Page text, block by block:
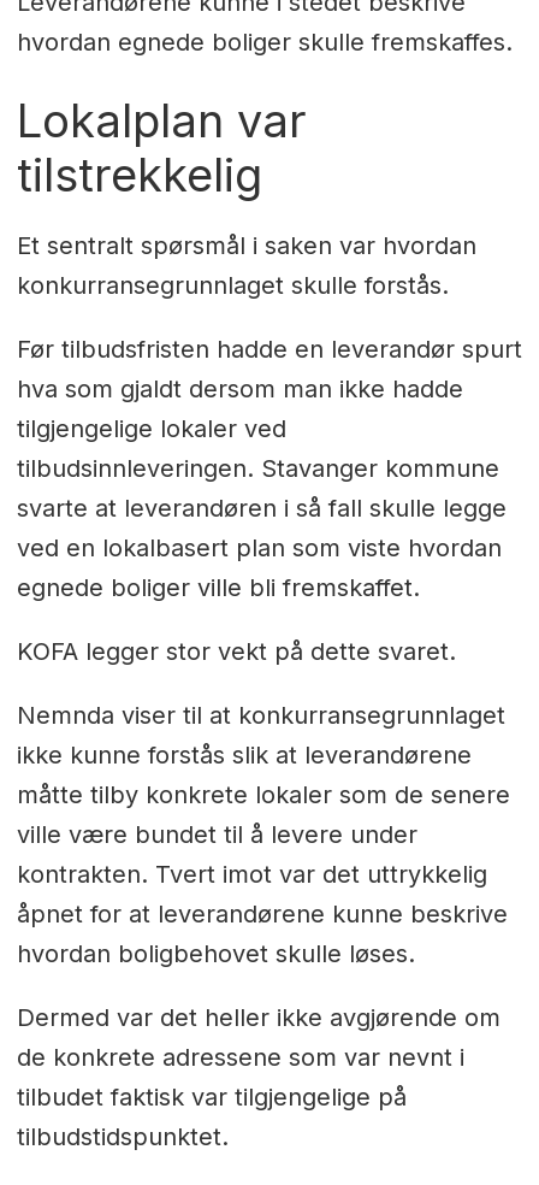
hvordan egnede boliger skulle fremskaffes.
Lokalplan var
tilstrekkelig
Et sentralt spørsmål i saken var hvordan
konkurransegrunnlaget skulle forstås.
Før tilbudsfristen hadde en leverandør spurt
hva som gjaldt dersom man ikke hadde
tilgjengelige lokaler ved
tilbudsinnleveringen. Stavanger kommune
svarte at leverandøren i så fall skulle legge
ved en lokalbasert plan som viste hvordan
egnede boliger ville bli fremskaffet.
KOFA legger stor vekt på dette svaret.
Nemnda viser til at konkurransegrunnlaget
ikke kunne forstås slik at leverandørene
måtte tilby konkrete lokaler som de senere
ville være bundet til å levere under
kontrakten. Tvert imot var det uttrykkelig
åpnet for at leverandørene kunne beskrive
hvordan boligbehovet skulle løses.
Dermed var det heller ikke avgjørende om
de konkrete adressene som var nevnt i
tilbudet faktisk var tilgjengelige på
tilbudstidspunktet.